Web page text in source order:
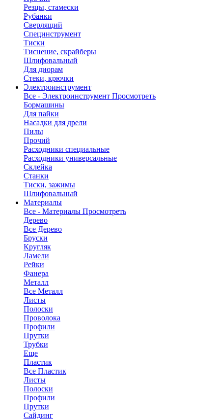
Резцы, стамески
Рубанки
Сверлящий
Специнструмент
Тиски
Тиснение, скрайберы
Шлифовальный
Для диорам
Стеки, крючки
Электроинструмент
Все - Электроинструмент Просмотреть
Бормашины
Для пайки
Насадки для дрели
Пилы
Прочий
Расходники специальные
Расходники универсальные
Склейка
Станки
Тиски, зажимы
Шлифовальный
Материалы
Все - Материалы Просмотреть
Дерево
Все Дерево
Бруски
Кругляк
Ламели
Рейки
Фанера
Металл
Все Металл
Листы
Полоски
Проволока
Профили
Прутки
Трубки
Еще
Пластик
Все Пластик
Листы
Полоски
Профили
Прутки
Сайдинг